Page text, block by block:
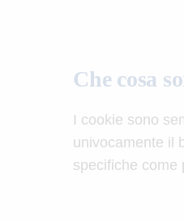
Che cosa
I cookie sono
univocamente il
specifiche come